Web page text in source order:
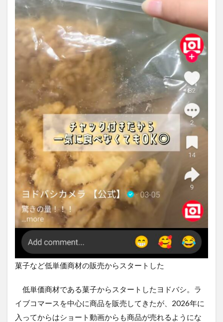
菓子など低単価商材の販売からスタートした
低単価商材である菓子からスタートしたヨドバシ。ラ
イブコマースを中心に商品を販売してきたが、2026年に
入ってからはショート動画からも商品が売れるようにな